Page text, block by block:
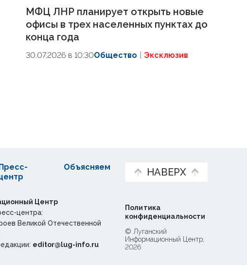
МФЦ ЛНР планирует открыть новые
офисы в трех населенных пунктах до
конца года
30.07.2026 в 10:30Общество Эксклюзив
НАВЕРХ
Пресс-
Объясняем
Политика
конфиденциальности
Центр
центра:
Великой Отечественной
editor@lug-info.ru
© Луганский
Информационный Центр,
2026